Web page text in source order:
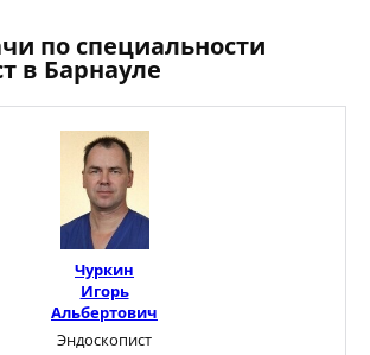
по специальности
в Барнауле
Чуркин
Игорь
Альбертович
Эндоскопист